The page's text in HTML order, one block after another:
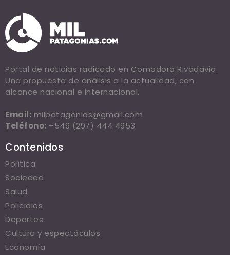
Portal de noticias radicado en Comodoro Rivadavia.
Una propuesta de análisis a la actualidad, con
alcance nacional e internacional.
Email: milpatagonias@gmail.com
Teléfono: +549 (297) 444 4953
Contenidos
Política
Sociedad
Salud
Policiales
Deportes
Cultura y espectáculos
Economía